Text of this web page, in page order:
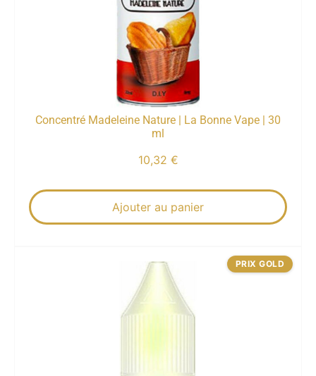
Concentré Madeleine Nature | La Bonne Vape | 30
ml
10,32 €
Ajouter au panier
PRIX GOLD